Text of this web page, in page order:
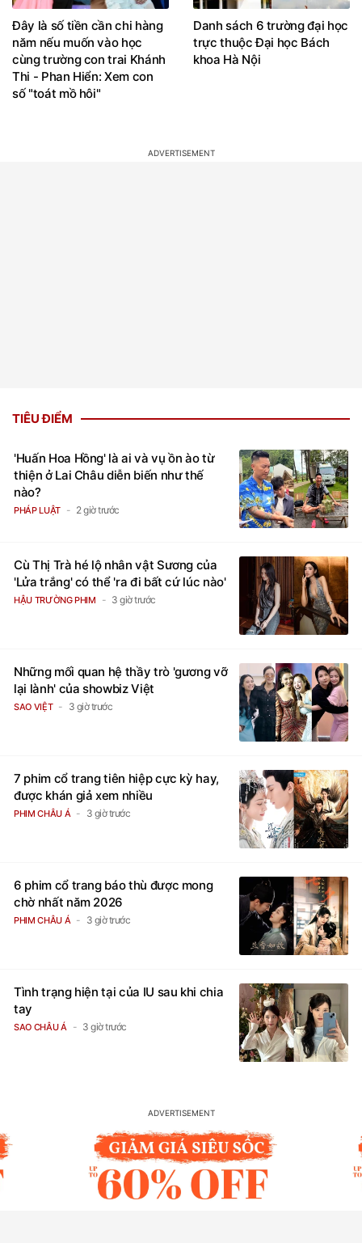
Đây là số tiền cần chi hàng
năm nếu muốn vào học
cùng trường con trai Khánh
Thi - Phan Hiển: Xem con
số "toát mồ hôi"
Danh sách 6 trường đại học
trực thuộc Đại học Bách
khoa Hà Nội
TIÊU ĐIỂM
'Huấn Hoa Hồng' là ai và vụ ồn ào từ
thiện ở Lai Châu diễn biến như thế
nào?
PHÁP LUẬT 2 giờ trước
Cù Thị Trà hé lộ nhân vật Sương của
'Lửa trắng' có thể 'ra đi bất cứ lúc nào'
HẬU TRƯỜNG PHIM 3 giờ trước
Những mối quan hệ thầy trò 'gương vỡ
lại lành' của showbiz Việt
SAO VIỆT 3 giờ trước
7 phim cổ trang tiên hiệp cực kỳ hay,
được khán giả xem nhiều
PHIM CHÂU Á 3 giờ trước
6 phim cổ trang báo thù được mong
chờ nhất năm 2026
PHIM CHÂU Á 3 giờ trước
Tình trạng hiện tại của IU sau khi chia
tay
SAO CHÂU Á 3 giờ trước